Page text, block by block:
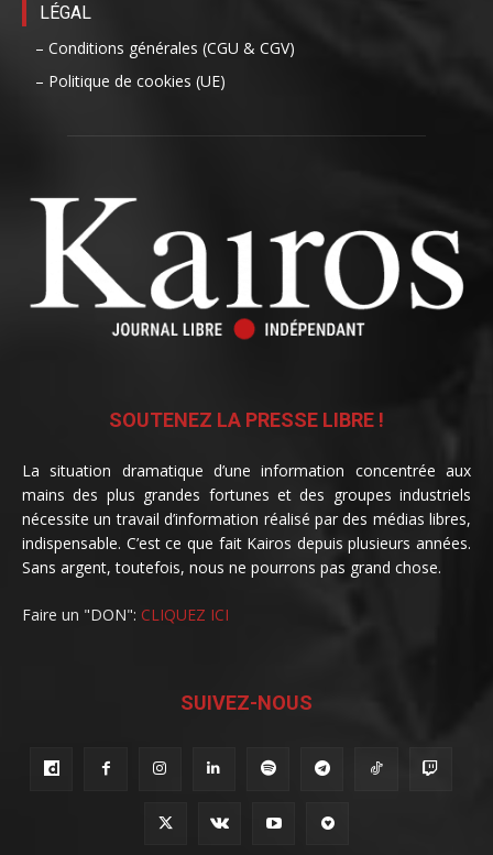
LÉGAL
– Conditions générales (CGU & CGV)
– Politique de cookies (UE)
SOUTENEZ LA PRESSE LIBRE !
La situation dramatique d’une information concentrée aux
mains des plus grandes fortunes et des groupes industriels
nécessite un travail d’information réalisé par des médias libres,
indispensable. C’est ce que fait Kairos depuis plusieurs années.
Sans argent, toutefois, nous ne pourrons pas grand chose.
Faire un "DON": CLIQUEZ ICI
SUIVEZ-NOUS